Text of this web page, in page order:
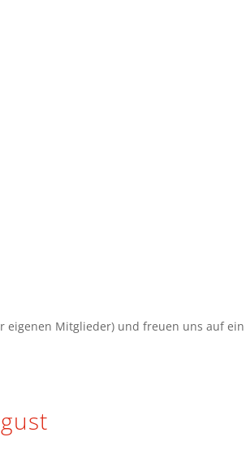
eigenen Mitglieder) und freuen uns auf